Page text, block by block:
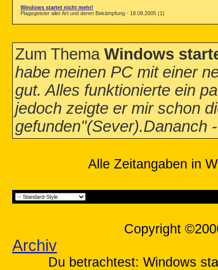
Windows startet nicht mehr!
Plagegeister aller Art und deren Bekämpfung - 18.08.2005 (1)
Zum Thema Windows
habe meinen PC mit einer
gut. Alles funktionierte ein
jedoch zeigte er mir schon
gefunden"(Sever).Dananch
Alle Zeitangaben in
Copyright
Archiv
Du betrachtest: Windows